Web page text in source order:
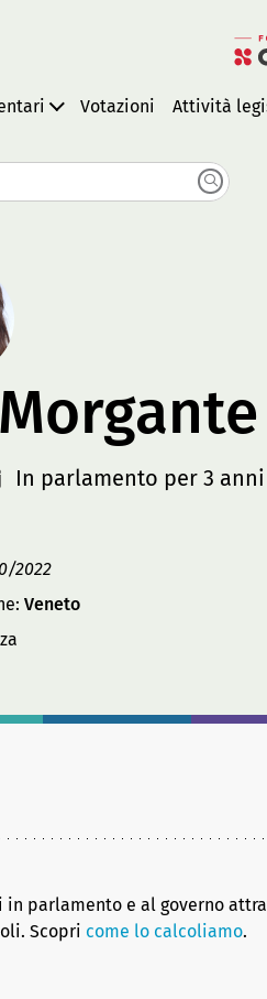
Votazioni Attività
In parlamento per 3 anni
2022
Veneto
parlamento e al governo
Scopri come lo calcoliamo.